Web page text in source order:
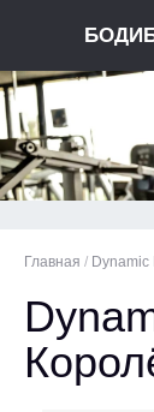
Главная / Dynamic